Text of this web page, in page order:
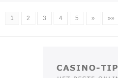
1 2 3 4 5 » »»